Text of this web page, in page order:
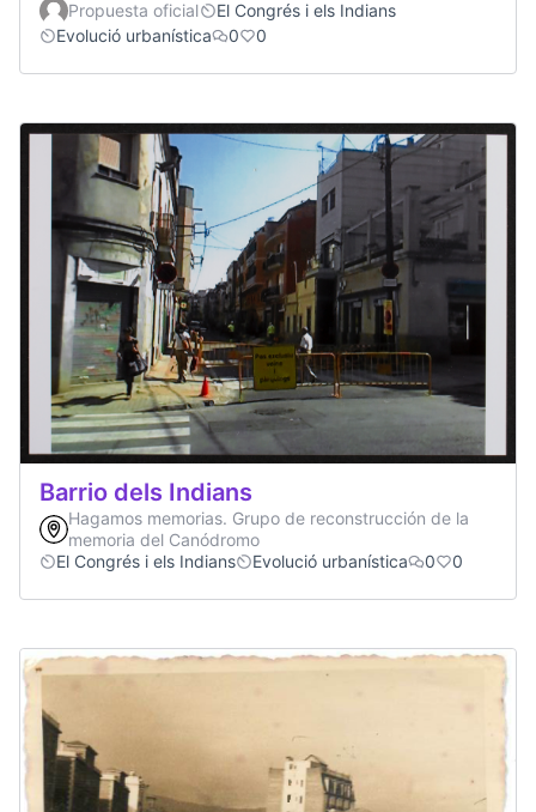
Propuesta oficial
El Congrés i els Indians
Evolució urbanística
0 0
Barrio dels Indians
Hagamos memorias. Grupo de reconstrucción de la
memoria del Canódromo
El Congrés i els Indians
Evolució urbanística 0 0